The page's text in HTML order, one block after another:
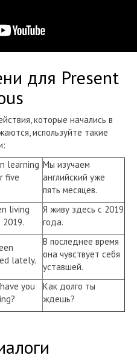
для Present
которые начались в
используйте такие
learning
five
Мы изучаем
английский уже
пять месяцев.
living
2019.
Я живу здесь с 2019
года.
lately.
В последнее время
она чувствует себя
уставшей.
you
Как долго ты
ждешь?